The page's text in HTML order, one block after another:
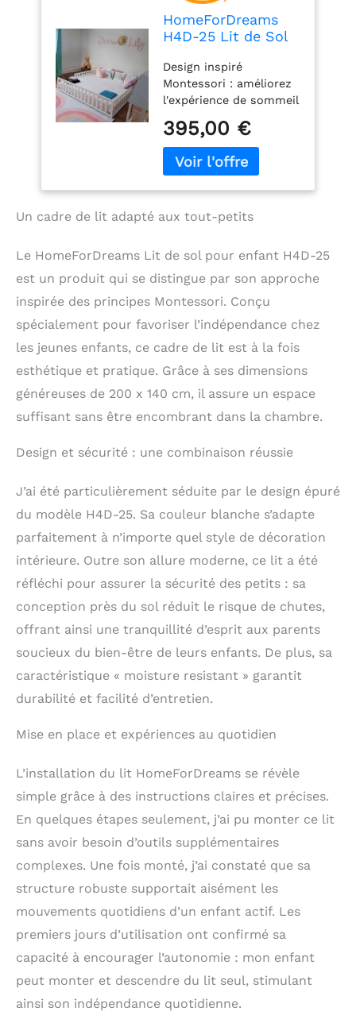
HomeForDreams
H4D-25 Lit de Sol
Design inspiré
Montessori : améliorez
l'expérience de sommeil
lit de sol d'inspiration
montessori qui favorise
l'indépendance et le
un espace sûr et
surélevées : Les lattes
assurent une aération
optimale, préviennent la
formation de
moisissures et
garantissent un
environnement de
sommeil sain pour votre
lits sont fabriqués
artisanalement selon
strictes de l'Union
garantissant ainsi la
sécurité de votre
enfant. Épaisseur de
matelas recommandée :
un matelas d'une
épaisseur minimale de
13 cm (matelas non
inclus). Assemblage
sans effort : le matériel
de montage nécessaire
installation facile. Les
instructions de
et conviviales et
expérience sans stress.
les vis et vous avez
assemblé ce cadre de lit
395,00 €
Un cadre de lit adapté aux tout-petits
Le HomeForDreams Lit de sol pour enfant H4D-25
est un produit qui se distingue par son approche
inspirée des principes Montessori. Conçu
spécialement pour favoriser l’indépendance chez
les jeunes enfants, ce cadre de lit est à la fois
esthétique et pratique. Grâce à ses dimensions
généreuses de 200 x 140 cm, il assure un espace
suffisant sans être encombrant dans la chambre.
Design et sécurité : une combinaison réussie
J’ai été particulièrement séduite par le design épuré
du modèle H4D-25. Sa couleur blanche s’adapte
parfaitement à n’importe quel style de décoration
intérieure. Outre son allure moderne, ce lit a été
réfléchi pour assurer la sécurité des petits : sa
conception près du sol réduit le risque de chutes,
offrant ainsi une tranquillité d’esprit aux parents
soucieux du bien-être de leurs enfants. De plus, sa
caractéristique « moisture resistant » garantit
durabilité et facilité d’entretien.
Mise en place et expériences au quotidien
L’installation du lit HomeForDreams se révèle
simple grâce à des instructions claires et précises.
En quelques étapes seulement, j’ai pu monter ce lit
sans avoir besoin d’outils supplémentaires
complexes. Une fois monté, j’ai constaté que sa
structure robuste supportait aisément les
mouvements quotidiens d’un enfant actif. Les
premiers jours d’utilisation ont confirmé sa
capacité à encourager l’autonomie : mon enfant
peut monter et descendre du lit seul, stimulant
ainsi son indépendance quotidienne.